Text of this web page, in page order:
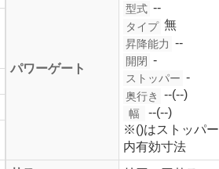
パワーゲート
型式 --
タイプ 無
昇降能力 --
開閉 -
ストッパー -
奥行き --(--)
幅
--(--)
※()はストッパー
内有効寸法